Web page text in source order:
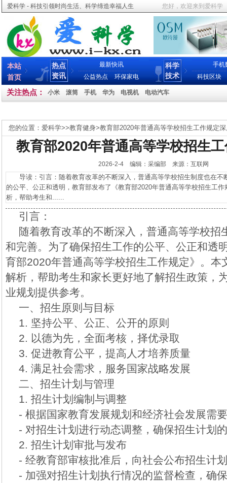
爱科学 - 科技引领时尚生活、科学缔造幸福人生 您好，欢迎来到爱科学
本站
首页
热点
资讯
最新快讯
公益热点
环保家电
科学
技术
手机
科技区块
关注热点： 小米 滚筒 手机 华为 电视机 电动汽车
您的位置： 爱科学>>教育健身>教育部2020年普通高等学校招生工作规定
教育部2020年普通高等学校招生
2026-2-4 编辑：采编部 来源：互联网
导读：引言：随着教育改革的不断深入，普通高等学校招生制度也在不
的公平、公正和透明，教育部发布了《教育部2020年普通高等学校招生工
析，帮助考生和......
引言：
随着教育改革的不断深入，普通高等学校招
和完善。为了确保招生工作的公平、公正和透
育部2020年普通高等学校招生工作规定》。本
解析，帮助考生和家长更好地了解招生政策，
业规划提供参考。
一、招生原则与目标
1. 坚持公平、公正、公开的原则
2. 以德为先，全面考核，择优录取
3. 促进教育公平，提高人才培养质量
4. 满足社会需求，服务国家战略发展
二、招生计划与管理
1. 招生计划编制与调整
- 根据国家教育发展规划和经济社会发展需
- 对招生计划进行动态调整，确保招生计划
2. 招生计划审批与发布
- 经教育部审核批准后，向社会公布招生计划
- 加强对招生计划执行情况的监督检查，确